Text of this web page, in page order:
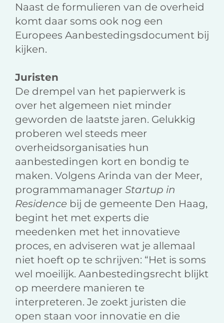
Naast de formulieren van de overheid
komt daar soms ook nog een
Europees Aanbestedingsdocument bij
kijken.
Juristen
De drempel van het papierwerk is
over het algemeen niet minder
geworden de laatste jaren. Gelukkig
proberen wel steeds meer
overheidsorganisaties hun
aanbestedingen kort en bondig te
maken. Volgens Arinda van der Meer,
programmamanager Startup in
Residence bij de gemeente Den Haag,
begint het met experts die
meedenken met het innovatieve
proces, en adviseren wat je allemaal
niet hoeft op te schrijven: “Het is soms
wel moeilijk. Aanbestedingsrecht blijkt
op meerdere manieren te
interpreteren. Je zoekt juristen die
open staan voor innovatie en die